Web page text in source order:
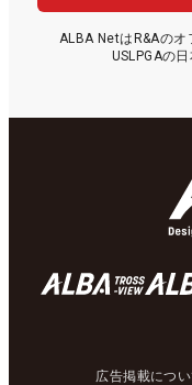
ALBA NetはR&Aの
USLPGAの
広告掲載につい